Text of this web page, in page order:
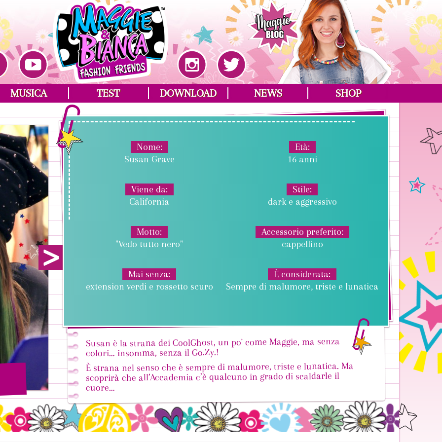
MUSICA TEST DOWNLOAD NEWS SHOP
Nome
Susan Grave
Età
16 anni
Viene da
California
Stile
dark e aggressivo
Motto
"Vedo tutto nero"
Accessorio preferito
cappellino
Mai senza
extension verdi e rossetto scuro
È considerata
Sempre di malumore, triste e lunatica
Susan è la strana dei CoolGhost, un po' come Maggie, ma senza
colori… insomma, senza il Go.Zy.!
È strana nel senso che è sempre di malumore, triste e lunatica. Ma
scoprirà che all’Accademia c’è qualcuno in grado di scaldarle il
cuore…